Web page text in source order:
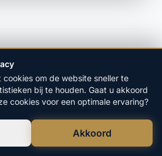
VOLGENDE WOONPLAATS
Zonnemaire
Bel Ons Direct
om de website sneller te
bij te houden. Gaat u akkoord
cookies voor een optimale ervaring?
Akkoord